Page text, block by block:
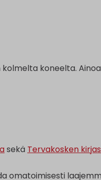
koneelta.
sekä Tervakosken
omatoimisesti